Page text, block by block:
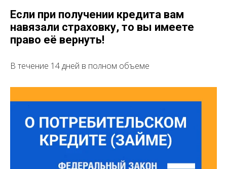
Если при получении кредита вам
навязали страховку, то вы имеете
право её вернуть!
В течение 14 дней в полном объеме